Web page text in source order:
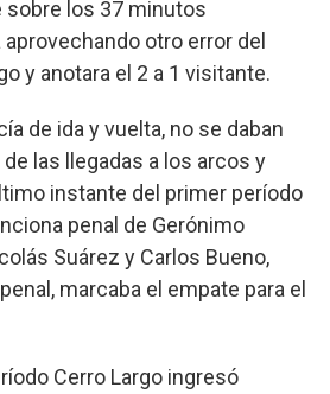
sobre los 37 minutos
otro error del
y anotara el 2 a 1 visitante.
de ida y vuelta, no se daban
las llegadas a los arcos y
instante del primer período
penal de Gerónimo
Suárez y Carlos Bueno,
marcaba el empate para el
Cerro Largo ingresó